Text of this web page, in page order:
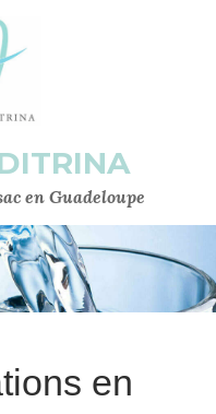
en Guadeloupe
en